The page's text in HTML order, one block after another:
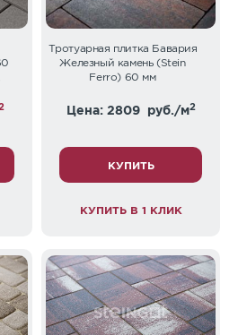
Тротуарная плитка Бавария
Железный камень (Stein
Ferro) 60 мм
Цена: 2809 руб./м2
КУПИТЬ
КУПИТЬ В 1 КЛИК